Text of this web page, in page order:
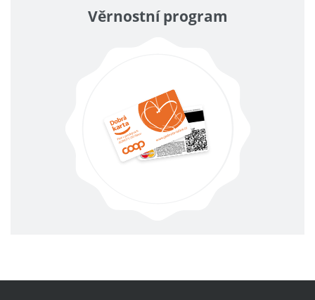
Věrnostní program